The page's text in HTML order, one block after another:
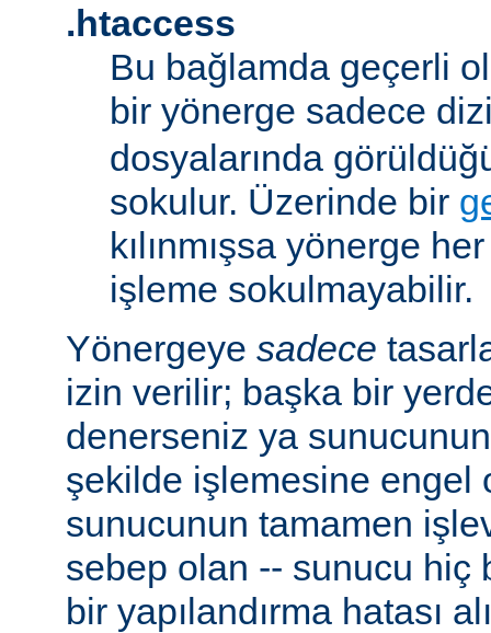
.htaccess
Bu bağlamda geçerli
bir yönerge sadece
dosyalarında
sokulur. Üzerinde bir
kılınmışsa yönerge
işleme sokulmayabilir.
Yönergeye sadece
izin verilir; başka bir
denerseniz ya
şekilde işlemesine engel
sunucunun tamamen
sebep olan -- sunucu hiç
bir yapılandırma hatası